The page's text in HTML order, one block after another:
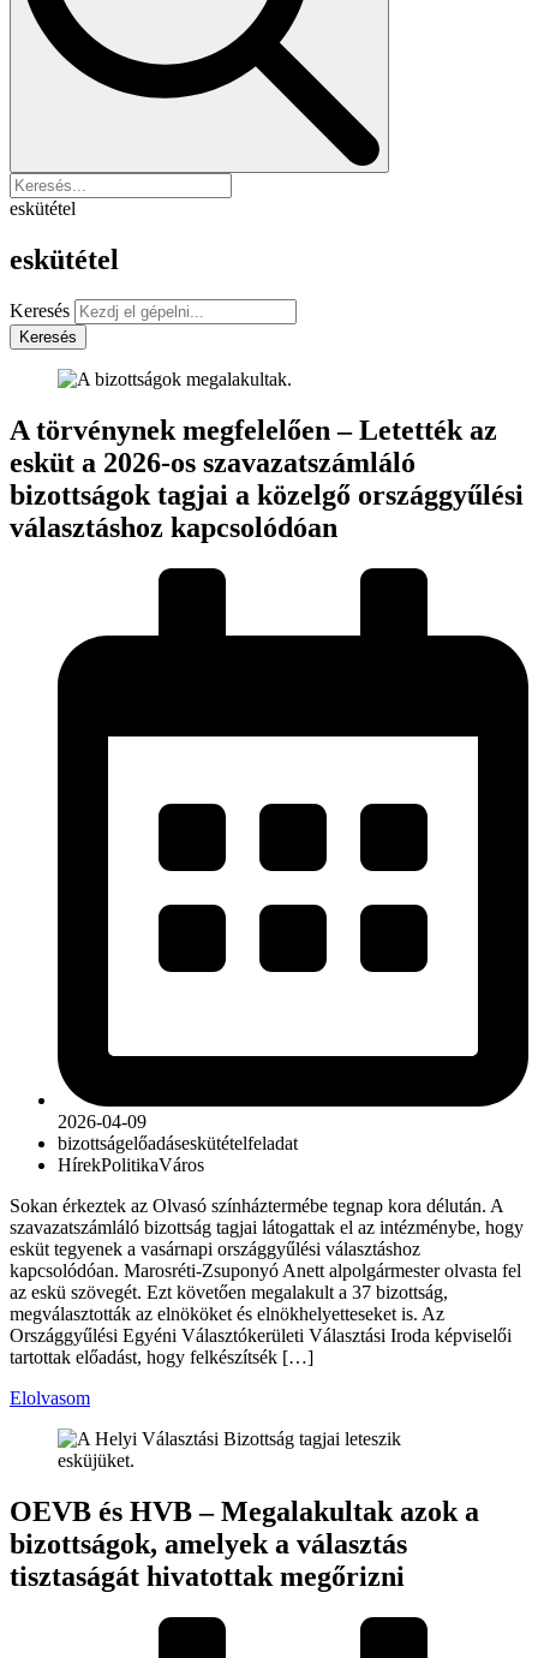
eskütétel
eskütétel
Keresés
Keresés
A törvénynek megfelelően – Letették az
esküt a 2026-os szavazatszámláló
bizottságok tagjai a közelgő országgyűlési
választáshoz kapcsolódóan
2026-04-09
bizottságelőadáseskütételfeladat
HírekPolitikaVáros
Sokan érkeztek az Olvasó színháztermébe tegnap kora délután. A
szavazatszámláló bizottság tagjai látogattak el az intézménybe, hogy
esküt tegyenek a vasárnapi országgyűlési választáshoz
kapcsolódóan. Marosréti-Zsuponyó Anett alpolgármester olvasta fel
az eskü szövegét. Ezt követően megalakult a 37 bizottság,
megválasztották az elnököket és elnökhelyetteseket is. Az
Országgyűlési Egyéni Választókerületi Választási Iroda képviselői
tartottak előadást, hogy felkészítsék […]
Elolvasom
OEVB és HVB – Megalakultak azok a
bizottságok, amelyek a választás
tisztaságát hivatottak megőrizni